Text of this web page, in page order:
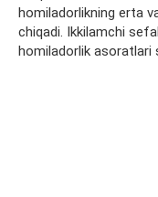
homiladorlikning erta
chiqadi. Ikkilamchi
homiladorlik asoratlari